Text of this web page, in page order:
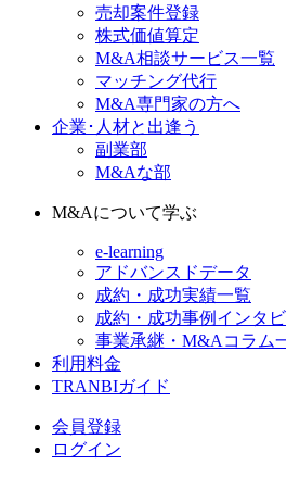
売却案件登録
株式価値算定
M&A相談サービス一覧
マッチング代行
M&A専門家の方へ
企業･人材と出逢う
副業部
M&Aな部
M&Aについて学ぶ
e-learning
アドバンスドデータ
成約・成功実績一覧
成約・成功事例インタ
事業承継・M&Aコラム
利用料金
TRANBIガイド
会員登録
ログイン